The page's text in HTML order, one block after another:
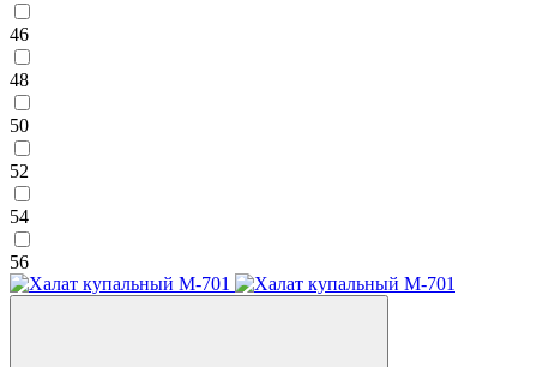
46
48
50
52
54
56